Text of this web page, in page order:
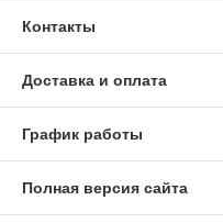
Контакты
Доставка и оплата
График работы
Полная версия сайта